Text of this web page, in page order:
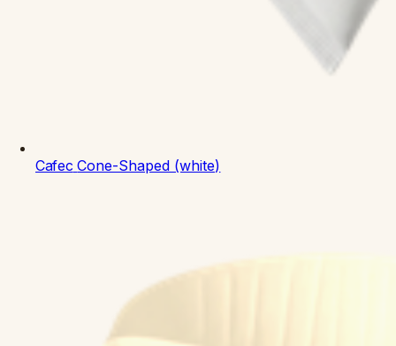
Cafec Cone-Shaped (white)